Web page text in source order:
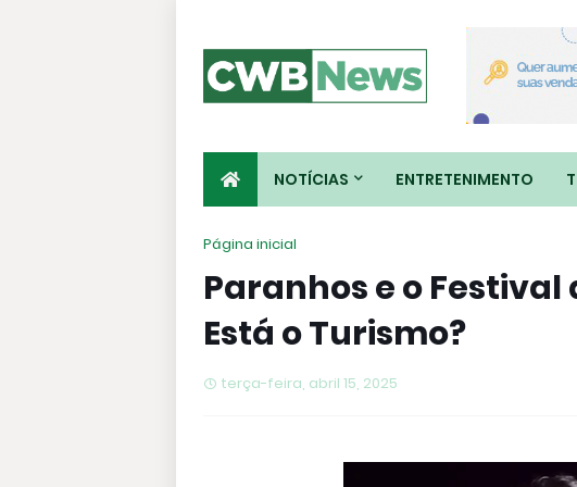
NOTÍCIAS ENTRETENIMENTO
Página inicial
Paranhos e o Festival
Está o Turismo?
terça-feira, abril 15, 2025